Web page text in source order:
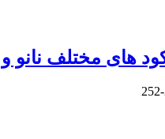
های مختلف نانو